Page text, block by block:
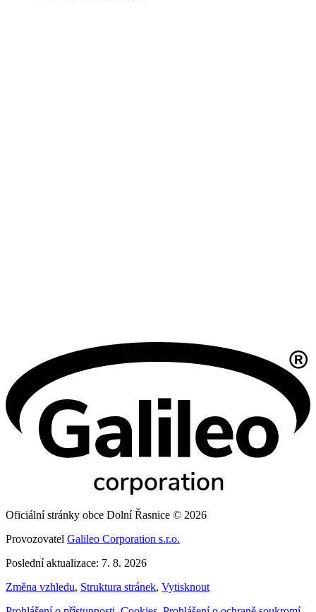
Oficiální stránky obce Dolní Řasnice © 2026
Provozovatel Galileo Corporation s.r.o.
Poslední aktualizace: 7. 8. 2026
Změna vzhledu, Struktura stránek, Vytisknout